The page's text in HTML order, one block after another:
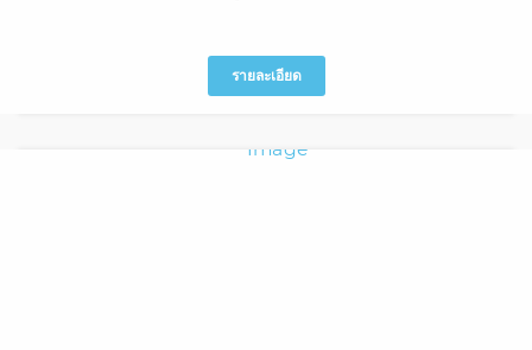
รายละเอียด